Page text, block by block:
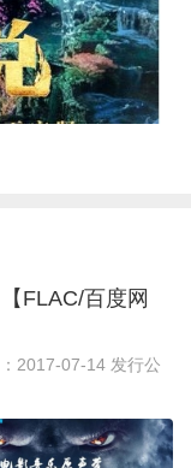
FLAC/百度网
2017-07-14 发行公